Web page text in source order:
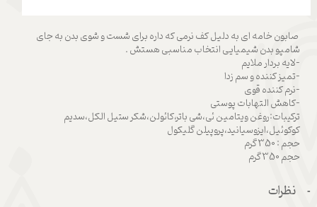
صابون خامه ای به دلیل کف نرمی که داره برای شست و شوی بدن به جای
شامپو بدن شیمیایی انتخاب مناسبی هستش .
-لایه بردار ملایم
-تمیز کننده و سم زدا
-نرم کننده قوی
-کاهش التهابات پوستی
ترکیبات:روغن ویتامین ئی،شی باتر،کائولن،شکر ستیل الکل،سدیم
کوکوئیل،ایزوسیانید،پروپیلن گلیکول
حجم : 350 گرم
حجم 350 گرم
نظرات